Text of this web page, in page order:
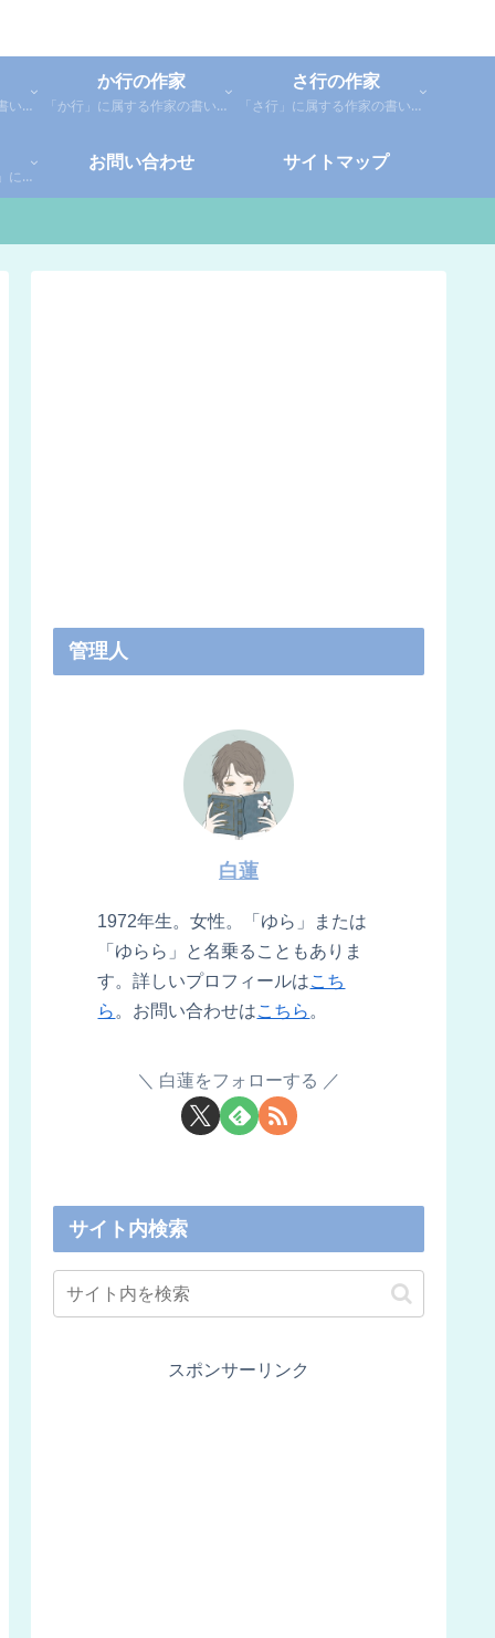
「あ行」に属する作家の書いた本の感想です。「あ」「い」「う」「え」「お」に分類しているので、お好きな作家の作品を探してみてください。
か行の作家
「か行」に属する作家の書いた本の感想です。さらに「か」「き」「く」「け」「こ」に分類していあります。お好きな作家の作品を探してみてください。
さ行の作家
「さ行」に属する作家の書いた本の感想です。さらに「さ」「し」「す」「せ」「そ」に分類していあります。お好きな作家の作品を探してみてください。
「や行」「ら行」「わ行」に属する作家の書いた本の感想です。さらに「や」「ゆ」「よ」「り」「れ」「わ」に分類していあります。お好きな作家の作品を探してみてください。
お問い合わせ サイトマップ
管理人
白蓮
1972年生。女性。「ゆら」または
「ゆらら」と名乗ることもありま
す。詳しいプロフィールはこち
ら 。お問い合わせはこちら 。
白蓮をフォローする
サイト内検索
スポンサーリンク